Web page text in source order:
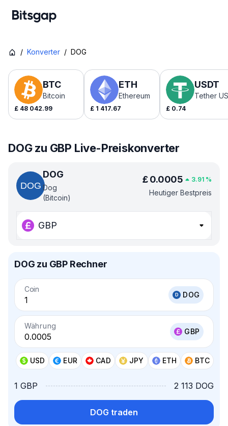
/ Konverter / DOG
BTC
Bitcoin
£ 48 042.99
ETH
Ethereum
£ 1 417.67
USDT
Tether
£ 0.74
DOG zu GBP Live-Preiskonverter
DOG
Dog
(Bitcoin)
£ 0.0005 3.91 %
Heutiger Bestpreis
GBP
DOG zu GBP Rechner
Coin
DOG
Währung
GBP
USD EUR CAD JPY ETH BTC
1 GBP 2 113 DOG
DOG traden